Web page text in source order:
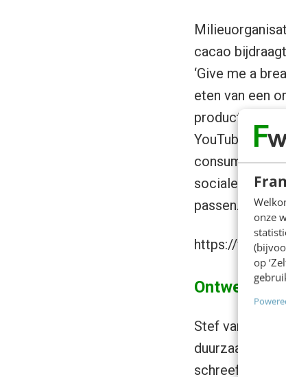
onze
op
cacao
‘Give me a
eten van een
YouTube. Al
consumenten
sociale media
passen.
https://
Stef van
schreef hij